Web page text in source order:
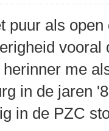
puur als
vooral
me
in de jaren
in de PZC